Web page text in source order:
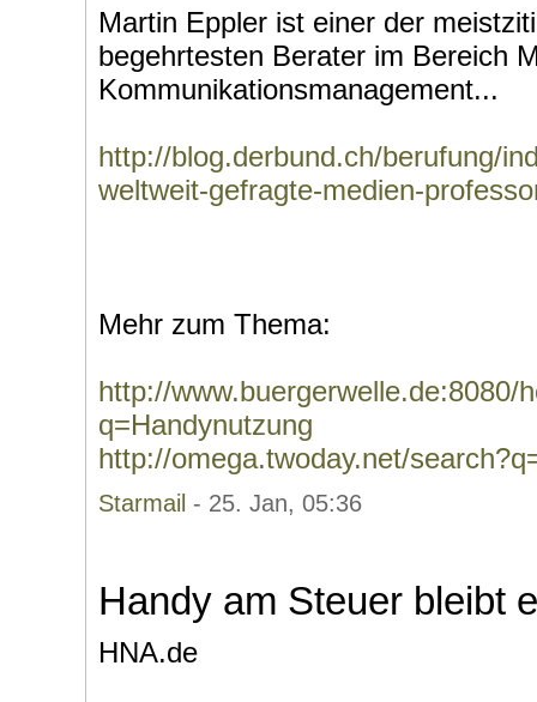
Martin Eppler ist einer der
begehrtesten Berater im Bereich
Kommunikationsmanagement...
http://blog.derbund.ch/berufung/
weltweit-gefragte-medien-
Mehr zum Thema:
http://www.buergerwelle.de:8080/
q=Handynutzung
http://omega.twoday.net/
Starmail - 25. Jan, 05:36
Handy am Steuer bleibt
HNA.de